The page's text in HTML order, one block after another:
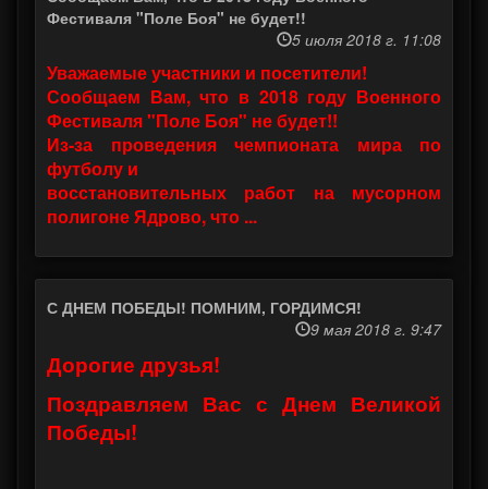
Фестиваля "Поле Боя" не будет!!
5 июля 2018 г. 11:08
Уважаемые участники и посетители!
Сообщаем Вам, что в 2018 году Военного
Фестиваля "Поле Боя" не будет!!
Из-за проведения чемпионата мира по
футболу и
восстановительных работ на мусорном
полигоне Ядрово, что ...
С ДНЕМ ПОБЕДЫ! ПОМНИМ, ГОРДИМСЯ!
9 мая 2018 г. 9:47
Дорогие друзья!
Поздравляем Вас с Днем Великой
Победы!